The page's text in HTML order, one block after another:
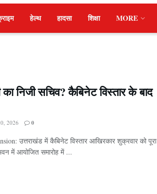
हेल्थ हादसा शिक्षा MORE
निजी सचिव? कैबिनेट विस्तार के बाद
2026 0
उत्तराखंड में कैबिनेट विस्तार आखिरकार शुक्रवार को पूरा
में आयोजित समारोह में ...